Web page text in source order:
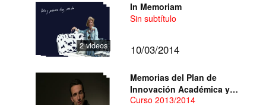
2 videos
In Memoriam
Sin subtítulo
10/03/2014
Memorias del Plan de
Innovación Académica y
Desarrollo Docente
Curso 2013/2014